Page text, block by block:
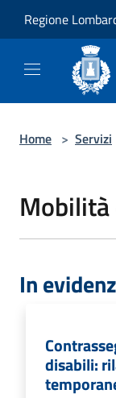
Regione
Home > Servizi
In
disabili: